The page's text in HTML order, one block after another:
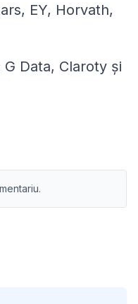
EY, Horvath,
G Data, Claroty și